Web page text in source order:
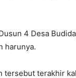
4 Desa
harunya.
tersebut terakhir